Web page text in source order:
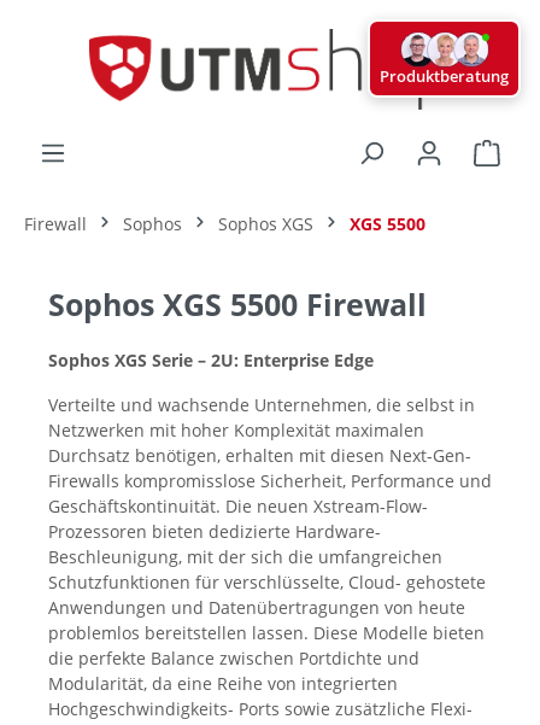
Firewall Sophos Sophos XGS XGS 5500
Sophos XGS 5500 Firewall
Sophos XGS Serie – 2U: Enterprise Edge
Verteilte und wachsende Unternehmen, die selbst in
Netzwerken mit hoher Komplexität maximalen
Durchsatz benötigen, erhalten mit diesen Next-Gen-
Firewalls kompromisslose Sicherheit, Performance und
Geschäftskontinuität. Die neuen Xstream-Flow-
Prozessoren bieten dedizierte Hardware-
Beschleunigung, mit der sich die umfangreichen
Schutzfunktionen für verschlüsselte, Cloud- gehostete
Anwendungen und Datenübertragungen von heute
problemlos bereitstellen lassen. Diese Modelle bieten
die perfekte Balance zwischen Portdichte und
Modularität, da eine Reihe von integrierten
Hochgeschwindigkeits- Ports sowie zusätzliche Flexi-
Produktberatung